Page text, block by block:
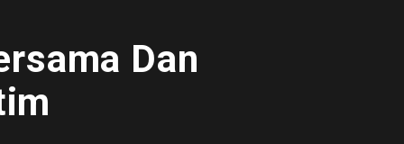
Dan